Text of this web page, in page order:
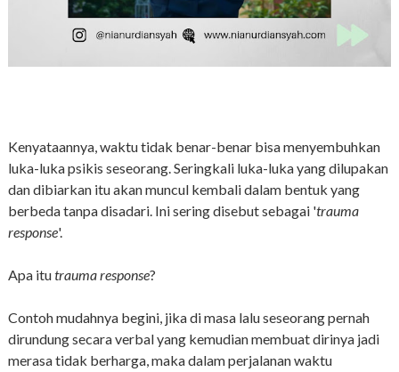
Kenyataannya, waktu tidak benar-benar bisa menyembuhkan
luka-luka psikis seseorang. Seringkali luka-luka yang dilupakan
dan dibiarkan itu akan muncul kembali dalam bentuk yang
berbeda tanpa disadari. Ini sering disebut sebagai 'trauma
response'.
Apa itutrauma response?
Contoh mudahnya begini, jika di masa lalu seseorang pernah
dirundung secara verbal yang kemudian membuat dirinya jadi
merasa tidak berharga, maka dalam perjalanan waktu